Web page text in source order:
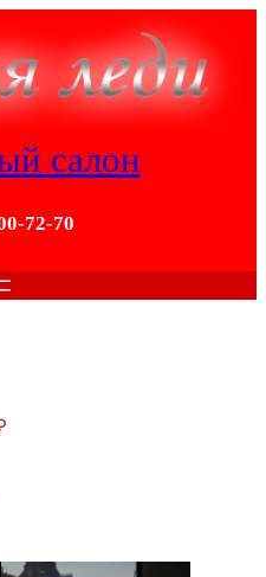
салон
72-70